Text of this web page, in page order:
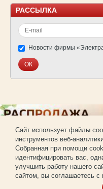
РАССЫЛКА
Новости фирмы
© Фирма «Электра»
Использование материалов сайта без
Создание и продвижение сайта — РА
Cайт использует файлы
инструментов веб-
Собранная при помощи
идентифицировать вас,
улучшить работу нашего
сайтом, вы соглашаетесь с
Регистрация для покупки